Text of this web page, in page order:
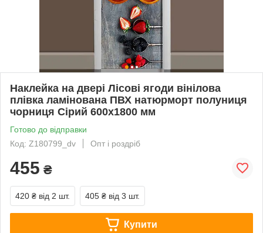
Наклейка на двері Лісові ягоди вінілова
плівка ламінована ПВХ натюрморт полуниця
чорниця Сірий 600х1800 мм
Готово до відправки
Код: Z180799_dv
Опт і роздріб
455 ₴
420 ₴ від 2 шт. 405 ₴ від 3 шт.
Купити